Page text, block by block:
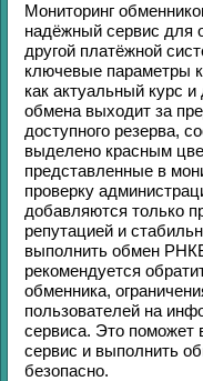
Мониторинг
надёжный сервис для
другой платёжной
ключевые параметры
как актуальный курс
обмена выходит за
доступного резерва,
выделено красным
представленные в
проверку
добавляются только
репутацией и
выполнить обмен
рекомендуется
обменника,
пользователей на
сервиса. Это поможет
сервис и выполнить
безопасно.